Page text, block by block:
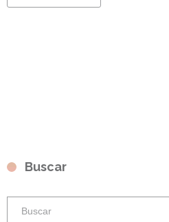
Buscar